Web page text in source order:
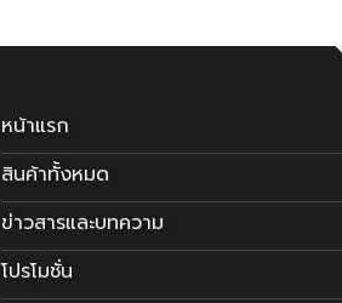
หน้าแรก
สินค้าทั้งหมด
ข่าวสารและบทความ
โปรโมชั่น